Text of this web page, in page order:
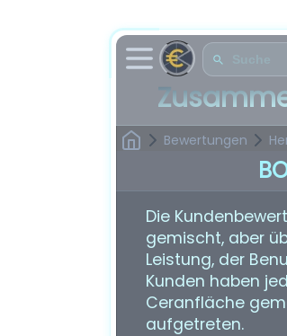
Bewertungen
Die
gemischt, aber
Leistung, der
Kunden haben
Ceranfläche
aufgetreten.